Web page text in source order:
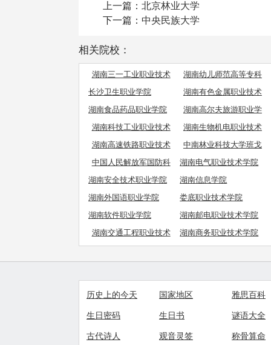
上一篇： 北京林业大学
下一篇： 中央民族大学
相关院校：
湖南三一工业职业技术
学院
湖南幼儿师范高等专科
学校
长沙卫生职业学院
湖南有色金属职业技术
学院
湖南食品药品职业学院
湖南高尔夫旅游职业学
院
湖南科技工业职业技术
学院
湖南生物机电职业技术
学院
湖南高速铁路职业技术
学院
中南林业科技大学班戈
学院
中国人民解放军国防科
学技术大学
湖南电气职业技术学院
湖南安全技术职业学院
湖南信息学院
湖南外国语职业学院
娄底职业技术学院
湖南软件职业学院
湖南邮电职业技术学院
湖南交通工程职业技术
学院
湖南商务职业技术学院
历史上的今天 国家地区
雅思百科
生日密码
生日书
谜语大全
古代诗人
观音灵签
称骨算命